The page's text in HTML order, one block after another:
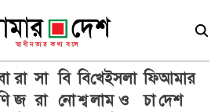
রা
জ
সা
রা
বি
নো
বি
শ্ব
খে
লা
ইসলা
ম ও
ফি
চা
আমার
দেশ